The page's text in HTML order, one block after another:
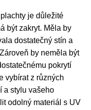
je důležité
být zakryt. Měla by
dostatečný stín a
by neměla být
pokrytí
vybírat z různých
a stylu vašeho
odolný materiál s UV